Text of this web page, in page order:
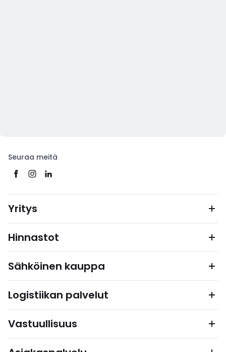
Seuraa meitä
Yritys
Hinnastot
Sähköinen kauppa
Logistiikan palvelut
Vastuullisuus